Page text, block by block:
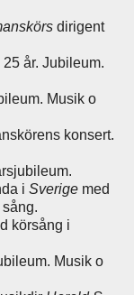
dirigent
år. Jubileum.
Musik o
konsert.
i Sverige med
körsång i
Musik o